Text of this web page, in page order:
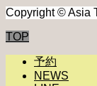
Copyright © Asia
TOP
予約
NEWS